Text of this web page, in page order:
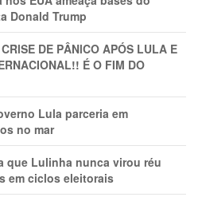
Donald Trump
DE PÂNlCO APÓS LULA E
É O FIM DO
Lula parceria em
no mar
que Lulinha nunca virou réu
em ciclos eleitorais